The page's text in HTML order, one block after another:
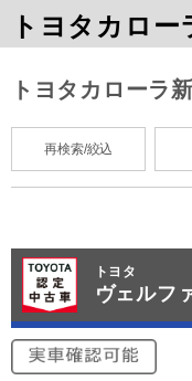
トヨタカロー
トヨタカローラ
再検索/絞込
トヨタ
ヴェルフ